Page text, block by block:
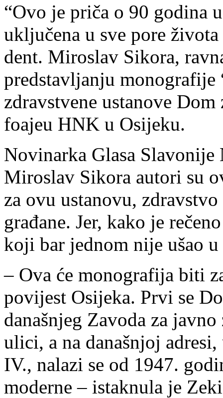
“Ovo je priča o 90 godina
uključena u sve pore života
dent. Miroslav Sikora,
predstavljanju monografije
zdravstvene ustanove
foajeu HNK u Osijeku.
Novinarka Glasa Slavonije
Miroslav Sikora autori su
za ovu ustanovu,
građane. Jer, kako je
koji bar jednom nije ušao
– Ova će monografija biti
povijest Osijeka. Prvi se
današnjeg Zavoda za
ulici, a na današnjoj
IV., nalazi se od 1947.
moderne – istaknula je